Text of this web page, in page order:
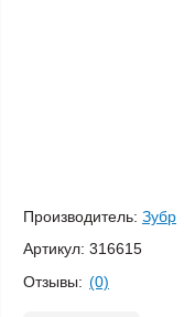
Производитель: Зубр
Артикул: 316615
Отзывы: (0)